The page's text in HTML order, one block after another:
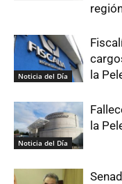
Noticia del Día
la
Noticia del Día
la